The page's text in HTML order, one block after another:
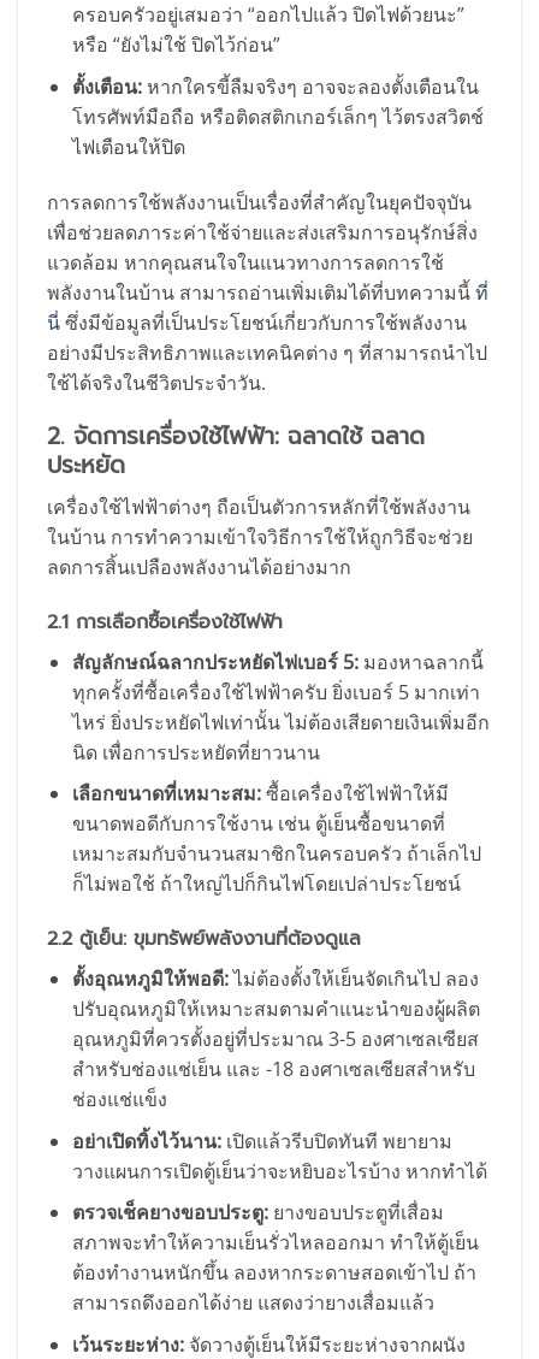
ครอบครัวอยู่เสมอว่า “ออกไปแล้ว ปิดไฟด้วยนะ”
หรือ “ยังไม่ใช้ ปิดไว้ก่อน”
ตั้งเตือน:หากใครขี้ลืมจริงๆ อาจจะลองตั้งเตือนใน
โทรศัพท์มือถือ หรือติดสติกเกอร์เล็กๆ ไว้ตรงสวิตช์
ไฟเตือนให้ปิด
การลดการใช้พลังงานเป็นเรื่องที่สำคัญในยุคปัจจุบัน
เพื่อช่วยลดภาระค่าใช้จ่ายและส่งเสริมการอนุรักษ์สิ่ง
แวดล้อม หากคุณสนใจในแนวทางการลดการใช้
พลังงานในบ้าน สามารถอ่านเพิ่มเติมได้ที่บทความนี้ที่
นี่ซึ่งมีข้อมูลที่เป็นประโยชน์เกี่ยวกับการใช้พลังงาน
อย่างมีประสิทธิภาพและเทคนิคต่าง ๆ ที่สามารถนำไป
ใช้ได้จริงในชีวิตประจำวัน.
2. จัดการเครื่องใช้ไฟฟ้า: ฉลาดใช้ ฉลาด
ประหยัด
เครื่องใช้ไฟฟ้าต่างๆ ถือเป็นตัวการหลักที่ใช้พลังงาน
ในบ้าน การทำความเข้าใจวิธีการใช้ให้ถูกวิธีจะช่วย
ลดการสิ้นเปลืองพลังงานได้อย่างมาก
2.1 การเลือกซื้อเครื่องใช้ไฟฟ้า
สัญลักษณ์ฉลากประหยัดไฟเบอร์ 5:มองหาฉลากนี้
ทุกครั้งที่ซื้อเครื่องใช้ไฟฟ้าครับ ยิ่งเบอร์ 5 มากเท่า
ไหร่ ยิ่งประหยัดไฟเท่านั้น ไม่ต้องเสียดายเงินเพิ่มอีก
นิด เพื่อการประหยัดที่ยาวนาน
เลือกขนาดที่เหมาะสม:ซื้อเครื่องใช้ไฟฟ้าให้มี
ขนาดพอดีกับการใช้งาน เช่น ตู้เย็นซื้อขนาดที่
เหมาะสมกับจำนวนสมาชิกในครอบครัว ถ้าเล็กไป
ก็ไม่พอใช้ ถ้าใหญ่ไปก็กินไฟโดยเปล่าประโยชน์
2.2 ตู้เย็น: ขุมทรัพย์พลังงานที่ต้องดูแล
ตั้งอุณหภูมิให้พอดี:ไม่ต้องตั้งให้เย็นจัดเกินไป ลอง
ปรับอุณหภูมิให้เหมาะสมตามคำแนะนำของผู้ผลิต
อุณหภูมิที่ควรตั้งอยู่ที่ประมาณ 3-5 องศาเซลเซียส
สำหรับช่องแช่เย็น และ -18 องศาเซลเซียสสำหรับ
ช่องแช่แข็ง
อย่าเปิดทิ้งไว้นาน:เปิดแล้วรีบปิดทันที พยายาม
วางแผนการเปิดตู้เย็นว่าจะหยิบอะไรบ้าง หากทำได้
ตรวจเช็คยางขอบประตู:ยางขอบประตูที่เสื่อม
สภาพจะทำให้ความเย็นรั่วไหลออกมา ทำให้ตู้เย็น
ต้องทำงานหนักขึ้น ลองหากระดาษสอดเข้าไป ถ้า
สามารถดึงออกได้ง่าย แสดงว่ายางเสื่อมแล้ว
เว้นระยะห่าง:จัดวางตู้เย็นให้มีระยะห่างจากผนัง